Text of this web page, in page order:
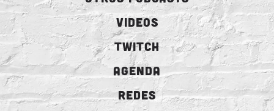
VIDEOS
TWITCH
AGENDA
REDES